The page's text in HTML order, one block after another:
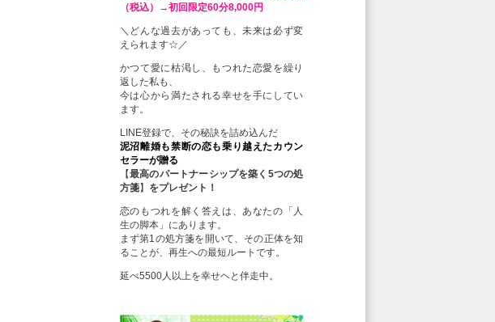
（税込）→初回限定60分8,000円
＼どんな過去があっても、未来は必ず変
えられます☆／
かつて愛に枯渇し、もつれた恋愛を繰り
返した私も、
今は心から満たされる幸せを手にしてい
ます。
LINE登録で、その秘訣を詰め込んだ
泥沼離婚も禁断の恋も乗り越えたカウン
セラーが贈る
【最高のパートナーシップを築く5つの処
方箋】 をプレゼント！
恋のもつれを解く答えは、あなたの「人
生の脚本」にあります。
まず第1の処方箋を開いて、その正体を知
ることが、再生への最短ルートです。
延べ5500人以上を幸せヘと伴走中。